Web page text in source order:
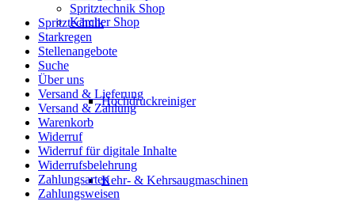
Kärcher Shop
Hochdruckreiniger
Kehr- & Kehrsaugmaschinen
Spritztechnik Shop
Spritztechnik
Starkregen
Stellenangebote
Suche
Über uns
Versand & Lieferung
Versand & Zahlung
Warenkorb
Widerruf
Widerruf für digitale Inhalte
Widerrufsbelehrung
Zahlungsarten
Zahlungsweisen